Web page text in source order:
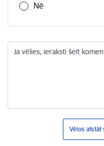
Nē
Ja vēlies, ieraksti šeit
Vēlos atstāt